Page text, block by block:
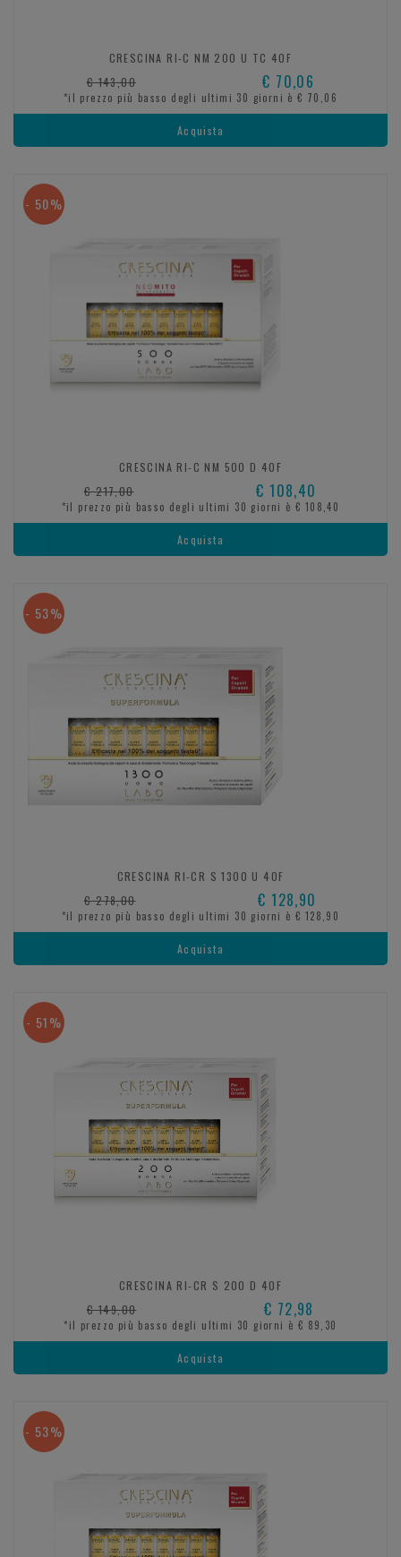
CRESCINA RI-C NM 200 U TC 40F
€ 143,00
€ 70,06
*il prezzo più basso degli ultimi 30 giorni è € 70,06
Acquista
CRESCINA RI-C NM 500 D 40F
- 50%
€ 217,00 € 108,40
*il prezzo più basso degli ultimi 30 giorni è € 108,40
Acquista
CRESCINA RI-CR S 1300 U 40F
- 53%
€ 278,00 € 128,90
*il prezzo più basso degli ultimi 30 giorni è € 128,90
Acquista
CRESCINA RI-CR S 200 D 40F
- 51%
€ 149,00 € 72,98
*il prezzo più basso degli ultimi 30 giorni è € 89,30
Acquista
- 53%